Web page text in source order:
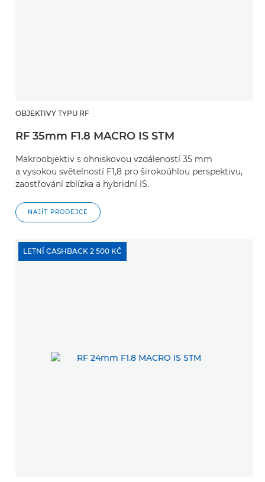
OBJEKTIVY TYPU RF
RF 35mm F1.8 MACRO IS STM
Makroobjektiv s ohniskovou vzdáleností 35 mm
a vysokou světelností F1,8 pro širokoúhlou perspektivu,
zaostřování zblízka a hybridní IS.
NAJÍT PRODEJCE
LETNÍ CASHBACK 2 500 KČ